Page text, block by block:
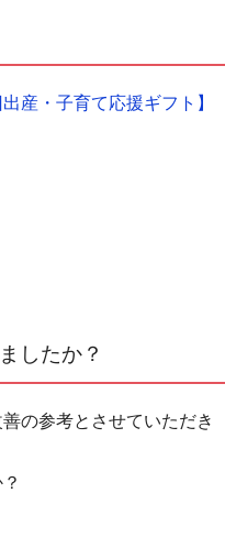
産・子育て応援ギフト】
したか？
の参考とさせていただき